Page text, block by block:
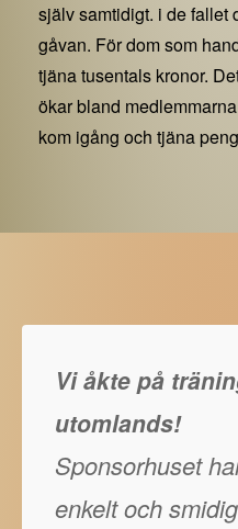
själv samtidigt. i de fallet
gåvan. För dom som
tjäna tusentals kronor.
ökar bland
kom igång och tjäna
Vi åkte på
utomlands!
Sponsorhuset
enkelt och